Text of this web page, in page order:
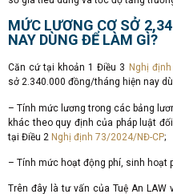
MỨC LƯƠNG CƠ SỞ
NAY DÙNG ĐỂ LÀM GÌ?
Căn cứ tại khoản 1 Điều 3 Nghị
sở 2.340.000 đồng/tháng hiện nay
– Tính mức lương trong các bảng
khác theo quy định của pháp luật
tại Điều 2 Nghị định 73/2024/NĐ-CP;
– Tính mức hoạt động phí, sinh hoạt
Trên đây là tư vấn của Tuệ An LAW